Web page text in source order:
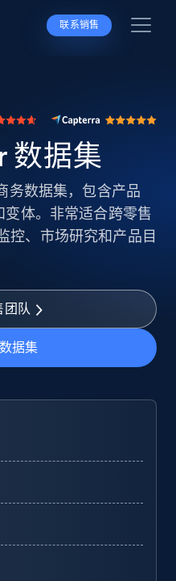
联系销售
数据集
务数据集，包含产品
变体。非常适合跨零售
控、市场研究和产品目
团队
据集